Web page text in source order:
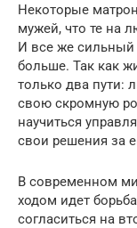
Некоторые
мужей, что те на
И все же сильный
больше. Так как
только два пути:
свою скромную
научиться
свои решения за
В современном
ходом идет
согласиться на